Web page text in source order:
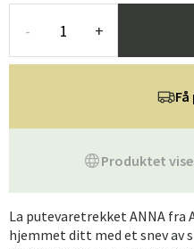
- +
Produktet
La putevaretrekket ANNA fra
hjemmet ditt med et snev av